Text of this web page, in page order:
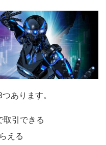
あります。
引できる
える